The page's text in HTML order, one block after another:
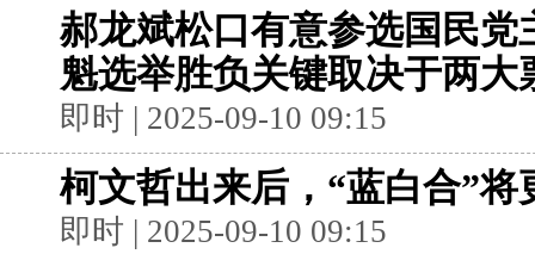
郝龙斌松口有意参选国民党
魁选举胜负关键取决于两大
即时 | 2025-09-10 09:15
柯文哲出来后，“蓝白合”将
即时 | 2025-09-10 09:15